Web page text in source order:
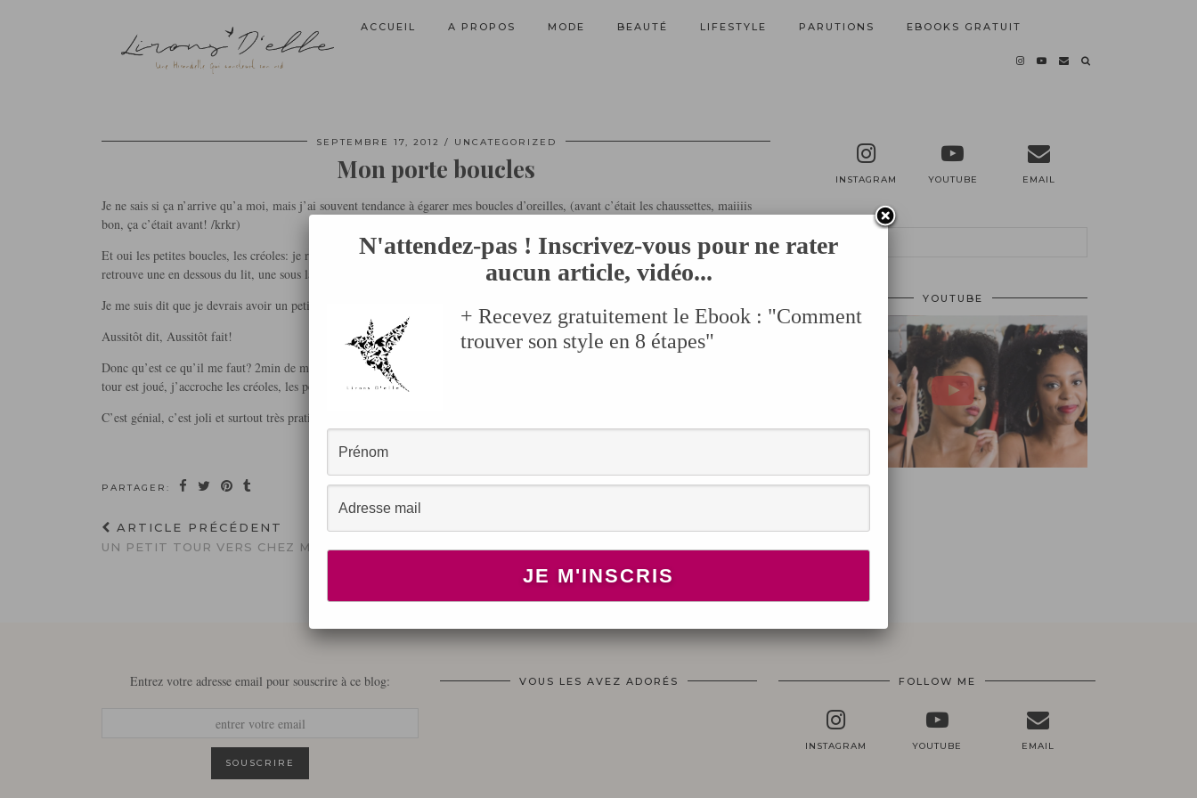
ACCUEIL A PROPOS MODE BEAUTÉ LIFESTYLE PARUTIONS EBOOKS GRATUIT
SEPTEMBRE 17, 2012 UNCATEGORIZED
Mon porte boucles
Je ne sais si ça n’arrive qu’a moi, mais j’ai souvent tendance à égarer mes boucles d’oreilles, (avant c’était les chaussettes, maiiiis
bon, ça c’était avant! /krkr)
Et oui les petites boucles, les créoles: je rentre de soirée ou autre situation, je pose mes boucles et le lendemain bizarrement j’en
retrouve une en dessous du lit, une sous la couette…
Je me suis dit que je devrais avoir un petit porte boucles d’oreilles, se serait plus simple.
Aussitôt dit, Aussitôt fait!
Donc qu’est ce qu’il me faut? 2min de mon temps+ une paire de ciseaux+ un bout de tissus en joli dentelle+ deux punaises. Et le
tour est joué, j’accroche les créoles, les petites boucles
C’est génial, c’est joli et surtout très pratique.
PARTAGER:
ARTICLE PRÉCÉDENT
UN PETIT TOUR VERS CHEZ MOI…
GLAM MAKEUUP ♦
INSTAGRAM YOUTUBE EMAIL
YOUTUBE
Entrez votre adresse email pour souscrire à ce blog: VOUS LES AVEZ ADORÉS FOLLOW ME
INSTAGRAM YOUTUBE EMAIL
N'attendez-pas ! Inscrivez-vous pour ne rater
aucun article, vidéo...
+ Recevez gratuitement le Ebook : "Comment
trouver son style en 8 étapes"